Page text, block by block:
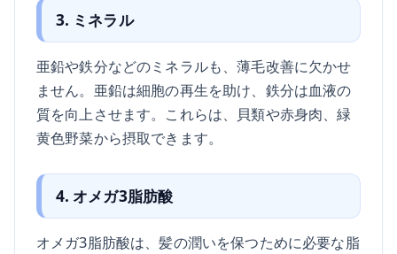
3. ミネラル
亜鉛や鉄分などのミネラルも、薄毛改善に欠かせ
ません。亜鉛は細胞の再生を助け、鉄分は血液の
質を向上させます。これらは、貝類や赤身肉、緑
黄色野菜から摂取できます。
4. オメガ3脂肪酸
オメガ3脂肪酸は、髪の潤いを保つために必要な脂